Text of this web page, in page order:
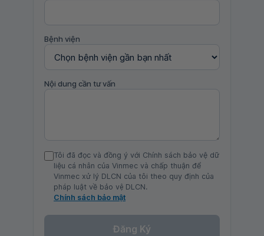
Bệnh viện
Nội dung cần tư vấn
Tôi đã đọc và đồng ý với Chính sách bảo vệ dữ
liệu cá nhân của Vinmec và chấp thuận để
Vinmec xử lý DLCN của tôi theo quy định của
pháp luật về bảo vệ DLCN.
Chính sách bảo mật
Đăng Ký